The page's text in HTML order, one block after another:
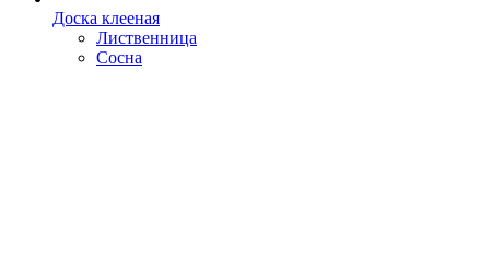
Доска клееная
Лиственница
Сосна